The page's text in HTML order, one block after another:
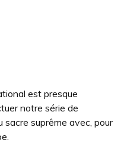
est presque
notre série de
suprême avec, pour